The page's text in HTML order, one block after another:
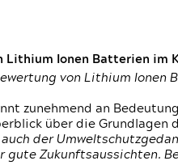
Ionen Batterien im
von Lithium Ionen
zunehmend an
über die
der
Zukunftsaussichten.